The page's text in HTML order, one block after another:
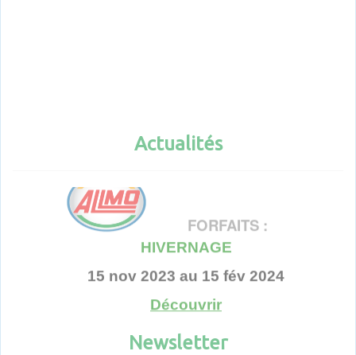
Actualités
HIVERNAGE
Voir toutes les actualités
Newsletter